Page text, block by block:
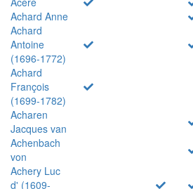
Achard Anne
Achard
Antoine
(1696-1772)
Achard
François
(1699-1782)
Acharen
Jacques van
Achenbach
von
Achery Luc
d' (1609-